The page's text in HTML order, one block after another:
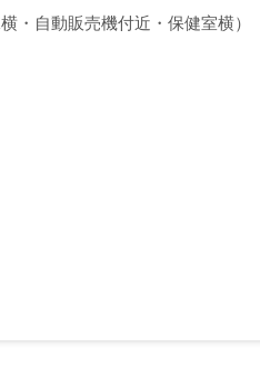
横・自動販売機付近・保健室横）